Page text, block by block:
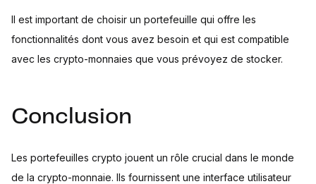
Il est important de choisir un portefeuille qui offre les
fonctionnalités dont vous avez besoin et qui est compatible
avec les crypto-monnaies que vous prévoyez de stocker.
Conclusion
Les portefeuilles crypto jouent un rôle crucial dans le monde
de la crypto-monnaie. Ils fournissent une interface utilisateur